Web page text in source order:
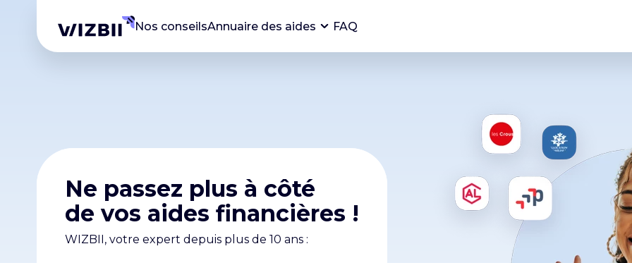
Nos conseilsAnnuaire des aides FAQ
Ne passez plus à côté
de vos aides financières !
WIZBII, votre expert depuis plus de 10 ans :